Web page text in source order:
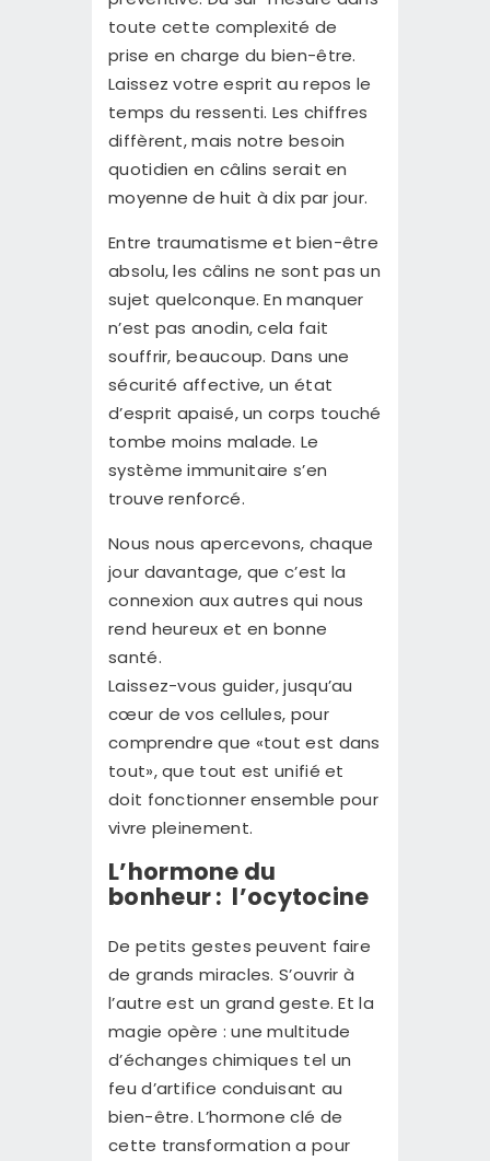
toute cette complexité de
prise en charge du bien-être.
Laissez votre esprit au repos le
temps du ressenti. Les chiffres
diffèrent, mais notre besoin
quotidien en câlins serait en
moyenne de huit à dix par jour.
Entre traumatisme et bien-être
absolu, les câlins ne sont pas un
sujet quelconque. En manquer
n’est pas anodin, cela fait
souffrir, beaucoup. Dans une
sécurité affective, un état
d’esprit apaisé, un corps touché
tombe moins malade. Le
système immunitaire s’en
trouve renforcé.
Nous nous apercevons, chaque
jour davantage, que c’est la
connexion aux autres qui nous
rend heureux et en bonne
santé.
Laissez-vous guider, jusqu’au
cœur de vos cellules, pour
comprendre que «tout est dans
tout», que tout est unifié et
doit fonctionner ensemble pour
vivre pleinement.
L’hormone du
bonheur : l’ocytocine
De petits gestes peuvent faire
de grands miracles. S’ouvrir à
l’autre est un grand geste. Et la
magie opère : une multitude
d’échanges chimiques tel un
feu d’artifice conduisant au
bien-être. L’hormone clé de
cette transformation a pour